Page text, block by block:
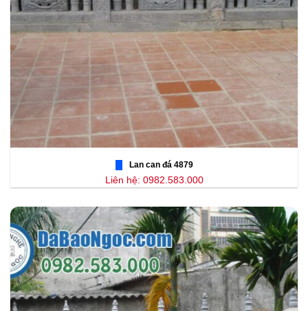
Lan can đá 4879
Liên hệ: 0982.583.000